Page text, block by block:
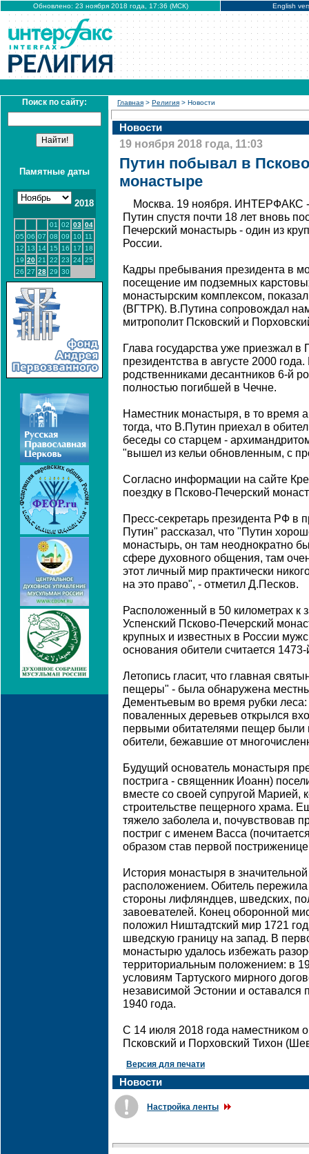
Обновлено: 23 ноября 2018 года, 17:36 (МСК) English
Поиск по сайту:
Памятные даты
2018
01 02 03 04
05 06 07 08 09 10
11
12 13 14 15 16 17
18
19 20 21 22 23 24 25
26 27 28 29 30
Главная > Религия > Новости
Новости
19 ноября 2018 года, 11:03
Путин побывал в
монастыре
Москва. 19 ноября. ИНТЕРФАКС
Путин спустя почти 18 лет вновь
Печерский монастырь - один из
России.
Кадры пребывания президента в
посещение им подземных
монастырским комплексом,
(ВГТРК). В.Путина сопровождал
митрополит Псковский и
Глава государства уже приезжал в
президентства в августе 2000
родственниками десантников 6-й
полностью погибшей в Чечне.
Наместник монастыря, в то время
тогда, что В.Путин приехал в
беседы со старцем -
"вышел из кельи обновленным, с
Согласно информации на сайте
поездку в Псково-Печерский
Пресс-секретарь президента РФ в
Путин" рассказал, что "Путин
монастырь, он там неоднократно
сфере духовного общения, там
этот личный мир практически
на это право", - отметил Д.Песков.
Расположенный в 50 километрах к
Успенский Псково-Печерский
крупных и известных в России
основания обители считается 1473-
Летопись гласит, что главная
пещеры" - была обнаружена
Дементьевым во время рубки леса:
поваленных деревьев открылся
первыми обитателями пещер были
обители, бежавшие от
Будущий основатель монастыря
пострига - священник Иоанн)
вместе со своей супругой Марией,
строительстве пещерного храма.
тяжело заболела и, почувствовав
постриг с именем Васса
образом став первой
История монастыря в
расположением. Обитель
стороны лифляндцев, шведских,
завоевателей. Конец оборонной
положил Ништадтский мир 1721
шведскую границу на запад. В
монастырю удалось избежать
территориальным положением: в
условиям Тартуского мирного
независимой Эстонии и оставался
1940 года.
С 14 июля 2018 года наместником
Псковский и Порховский Тихон
Версия для печати
Новости
Настройка ленты